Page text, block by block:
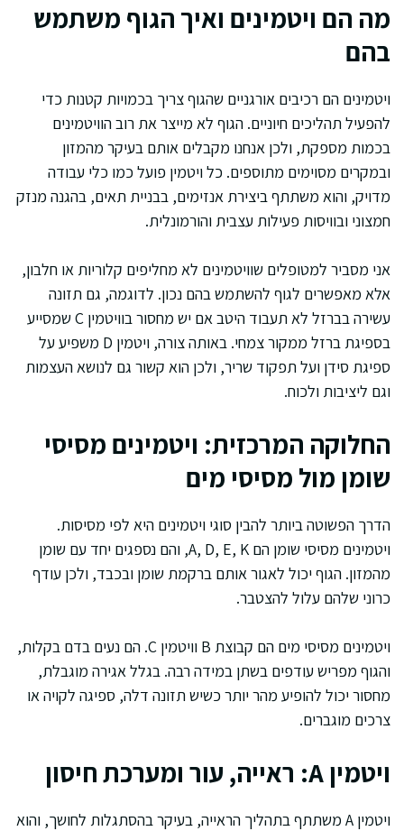
מה הם ויטמינים ואיך הגוף משתמש
בהם
ויטמינים הם רכיבים אורגניים שהגוף צריך בכמויות קטנות כדי
להפעיל תהליכים חיוניים. הגוף לא מייצר את רוב הוויטמינים
בכמות מספקת, ולכן אנחנו מקבלים אותם בעיקר מהמזון
ובמקרים מסוימים מתוספים. כל ויטמין פועל כמו כלי עבודה
מדויק, והוא משתתף ביצירת אנזימים, בבניית תאים, בהגנה מנזק
חמצוני ובוויסות פעילות עצבית והורמונלית.
אני מסביר למטופלים שוויטמינים לא מחליפים קלוריות או חלבון,
אלא מאפשרים לגוף להשתמש בהם נכון. לדוגמה, גם תזונה
עשירה בברזל לא תעבוד היטב אם יש מחסור בוויטמין C שמסייע
בספיגת ברזל ממקור צמחי. באותה צורה, ויטמין D משפיע על
ספיגת סידן ועל תפקוד שריר, ולכן הוא קשור גם לנושא העצמות
וגם ליציבות ולכוח.
החלוקה המרכזית: ויטמינים מסיסי
שומן מול מסיסי מים
הדרך הפשוטה ביותר להבין סוגי ויטמינים היא לפי מסיסות.
ויטמינים מסיסי שומן הם A, D, E, K, והם נספגים יחד עם שומן
מהמזון. הגוף יכול לאגור אותם ברקמת שומן ובכבד, ולכן עודף
כרוני שלהם עלול להצטבר.
ויטמינים מסיסי מים הם קבוצת B וויטמין C. הם נעים בדם בקלות,
והגוף מפריש עודפים בשתן במידה רבה. בגלל אגירה מוגבלת,
מחסור יכול להופיע מהר יותר כשיש תזונה דלה, ספיגה לקויה או
צרכים מוגברים.
ויטמין A: ראייה, עור ומערכת חיסון
ויטמין A משתתף בתהליך הראייה, בעיקר בהסתגלות לחושך, והוא